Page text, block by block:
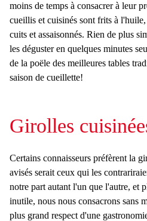
moins de temps à consacrer à leur
cueillis et cuisinés sont frits à
cuits et assaisonnés. Rien de plus
les déguster en quelques minutes
de la poële des meilleures tables
saison de cueillette!
Girolles
Certains connaisseurs préfèrent la
avisés serait ceux qui les
notre part autant l'un que l'autre, et
inutile, nous nous consacrons sans
plus grand respect d'une